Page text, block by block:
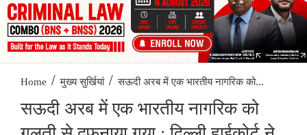
Home / मुख्य सुर्खियां / सऊदी अरब में एक भारतीय नागरिक को...
सऊदी अरब में एक भारतीय नागरिक को